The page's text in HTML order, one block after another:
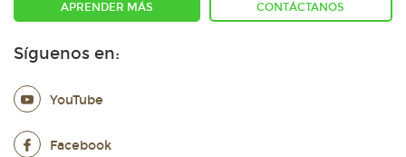
APRENDER MÁS CONTÁCTANOS
Síguenos en:
YouTube
Facebook